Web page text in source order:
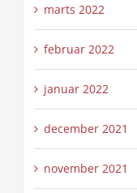
marts 2022
februar 2022
januar 2022
december 2021
november 2021